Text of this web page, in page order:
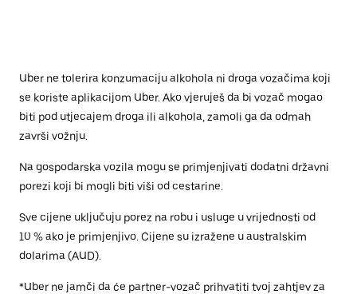
Uber ne tolerira konzumaciju alkohola ni droga vozačima koji
se koriste aplikacijom Uber. Ako vjeruješ da bi vozač mogao
biti pod utjecajem droga ili alkohola, zamoli ga da odmah
završi vožnju.
Na gospodarska vozila mogu se primjenjivati dodatni državni
porezi koji bi mogli biti viši od cestarine.
Sve cijene uključuju porez na robu i usluge u vrijednosti od
10 % ako je primjenjivo. Cijene su izražene u australskim
dolarima (AUD).
*Uber ne jamči da će partner-vozač prihvatiti tvoj zahtjev za